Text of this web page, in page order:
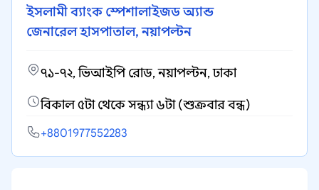
ইসলামী ব্যাংক স্পেশালাইজড অ্যান্ড
জেনারেল হাসপাতাল, নয়াপল্টন
৭১-৭২, ভিআইপি রোড, নয়াপল্টন, ঢাকা
বিকাল ৫টা থেকে সন্ধ্যা ৬টা (শুক্রবার বন্ধ)
+8801977552283